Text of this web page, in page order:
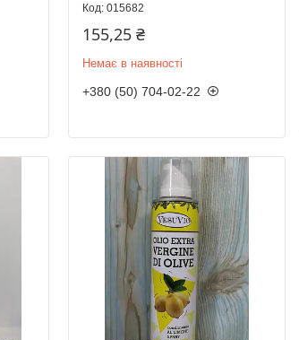
015682
155,25 ₴
Немає в наявності
+380 (50) 704-02-22